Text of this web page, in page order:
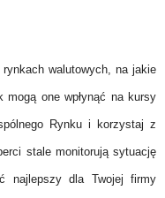
walutowych, na jakie
one wpłynąć na kursy
Rynku i korzystaj z
stale monitorują sytuację
najlepszy dla Twojej firmy